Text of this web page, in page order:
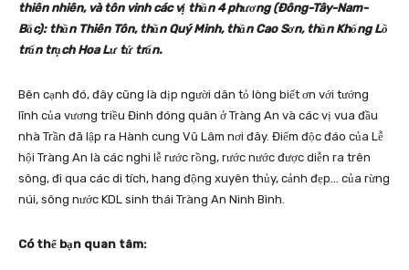
thiên nhiên, và tôn vinh các vị thần 4 phương (Đông-Tây-Nam-
Bắc): thần Thiên Tôn, thần Quý Minh, thần Cao Sơn, thần Khổng Lồ
trấn trạch Hoa Lư tứ trấn.
Bên cạnh đó, đây cũng là dịp người dân tỏ lòng biết ơn với tướng
lĩnh của vương triều Đinh đóng quân ở Tràng An và các vị vua đầu
nhà Trần đã lập ra Hành cung Vũ Lâm nơi đây. Điểm độc đáo của Lễ
hội Tràng An là các nghi lễ rước rồng, rước nước được diễn ra trên
sông, đi qua các di tích, hang động xuyên thủy, cảnh đẹp… của rừng
núi, sông nước KDL sinh thái Tràng An Ninh Bình.
Có thể bạn quan tâm: